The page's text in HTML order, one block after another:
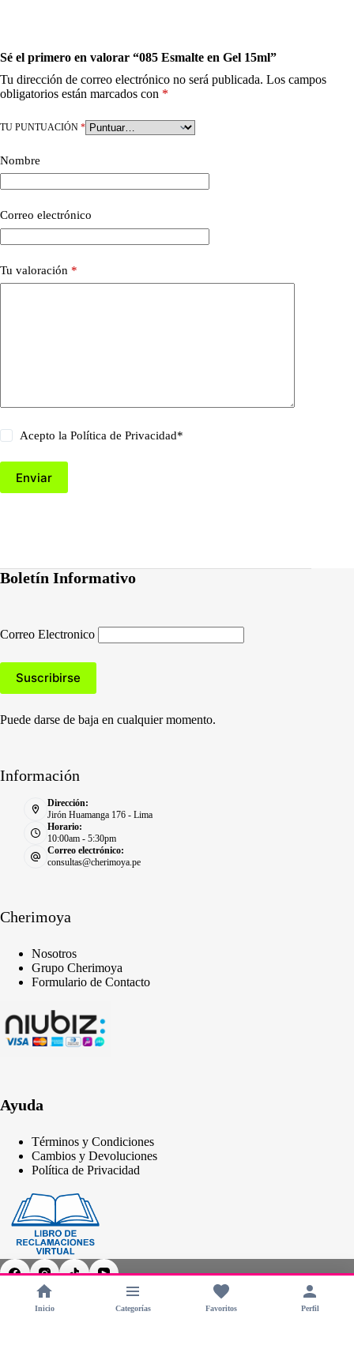
Sé el primero en valorar “085 Esmalte en Gel 15ml”
Tu dirección de correo electrónico no será publicada. Los campos
obligatorios están marcados con *
TU PUNTUACIÓN *
Nombre
Correo electrónico
Tu valoración *
Acepto laPolítica de Privacidad*
Enviar
Boletín Informativo
Correo Electronico
Puede darse de baja en cualquier momento.
Información
Dirección:
Jirón Huamanga 176 - Lima
Horario:
10:00am - 5:30pm
Correo electrónico:
consultas@cherimoya.pe
Cherimoya
Nosotros
Grupo Cherimoya
Formulario de Contacto
Ayuda
Términos y Condiciones
Cambios y Devoluciones
Política de Privacidad
Copyright © 2026 - CHERIMOYA Perú
Inicio Categorías Favoritos Perfil